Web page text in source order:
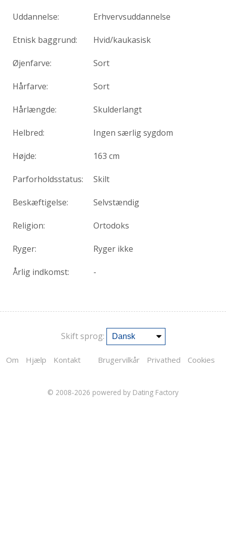
Uddannelse: Erhvervsuddannelse
Etnisk baggrund: Hvid/kaukasisk
Øjenfarve: Sort
Hårfarve: Sort
Hårlængde: Skulderlangt
Helbred: Ingen særlig sygdom
Højde: 163 cm
Parforholdsstatus: Skilt
Beskæftigelse: Selvstændig
Religion: Ortodoks
Ryger: Ryger ikke
Årlig indkomst: -
Skift sprog:
Om Hjælp Kontakt Brugervilkår Privathed Cookies
© 2008-2026 powered by Dating Factory